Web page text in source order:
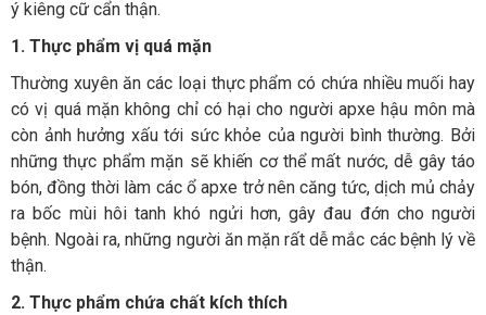
ý kiêng cữ cẩn thận.
1. Thực phẩm vị quá mặn
Thường xuyên ăn các loại thực phẩm có chứa nhiều muối hay
có vị quá mặn không chỉ có hại cho người apxe hậu môn mà
còn ảnh hưởng xấu tới sức khỏe của người bình thường. Bởi
những thực phẩm mặn sẽ khiến cơ thể mất nước, dễ gây táo
bón, đồng thời làm các ổ apxe trở nên căng tức, dịch mủ chảy
ra bốc mùi hôi tanh khó ngửi hơn, gây đau đớn cho người
bệnh. Ngoài ra, những người ăn mặn rất dễ mắc các bệnh lý về
thận.
2. Thực phẩm chứa chất kích thích